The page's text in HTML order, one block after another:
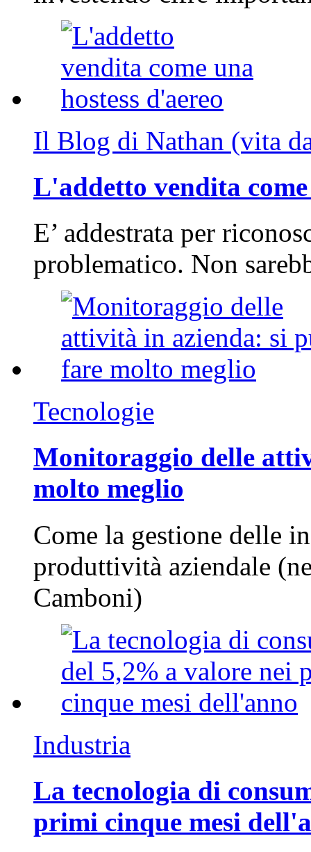
Il Blog di Nathan (vita
L'addetto vendita
E’ addestrata per
problematico. Non
Tecnologie
Monitoraggio delle
molto meglio
Come la gestione delle
produttività aziendale
Camboni)
Industria
La tecnologia di
primi cinque mesi